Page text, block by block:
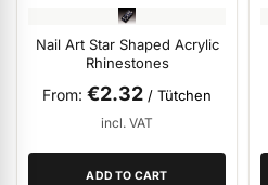
Nail Art Star Shaped Acrylic
Rhinestones
From €2.32 / Tütchen
incl. VAT
ADD TO CART